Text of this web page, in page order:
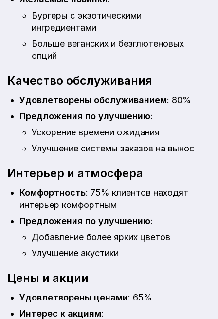
Бургеры с экзотическими
ингредиентами
Больше веганских и безглютеновых
опций
Качество обслуживания
Удовлетворены обслуживанием: 80%
Предложения по улучшению:
Ускорение времени ожидания
Улучшение системы заказов на вынос
Интерьер и атмосфера
Комфортность: 75% клиентов находят
интерьер комфортным
Предложения по улучшению:
Добавление более ярких цветов
Улучшение акустики
Цены и акции
Удовлетворены ценами: 65%
Интерес к акциям: